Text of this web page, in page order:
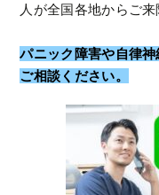
人が全国各地からご来
パニック障害や自律
ご相談ください。